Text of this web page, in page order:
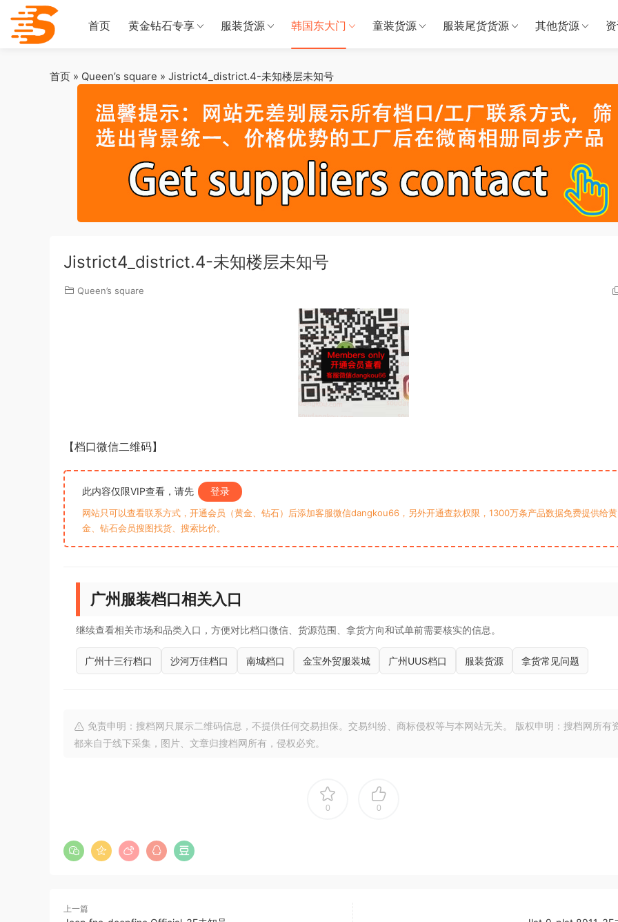
首页 黄金钻石专享 服装货源 韩国东大门 童装货源 服装尾货货源 其他货源
首页 » Queen’s square » Jistrict4_district.4-未知楼层未知号
Jistrict4_district.4-未知楼层未知号
Queen’s square
【档口微信二维码】
此内容仅限VIP查看，请先 登录
网站只可以查看联系方式，开通会员（黄金、钻石）后添加客服微信dangkou66，另外开通查款权限，1300万条产品数据免费提供给黄
金、钻石会员搜图找货、搜索比价。
广州服装档口相关入口
继续查看相关市场和品类入口，方便对比档口微信、货源范围、拿货方向和试单前需要核实的信息。
广州十三行档口 沙河万佳档口 南城档口 金宝外贸服装城 广州UUS档口 服装货源 拿货常见问题
免责申明：搜档网只展示二维码信息，不提供任何交易担保。交易纠纷、商标侵权等与本网站无关。 版权申明：搜档网所有
都来自于线下采集，图片、文章归搜档网所有，侵权必究。
0 0
上一篇